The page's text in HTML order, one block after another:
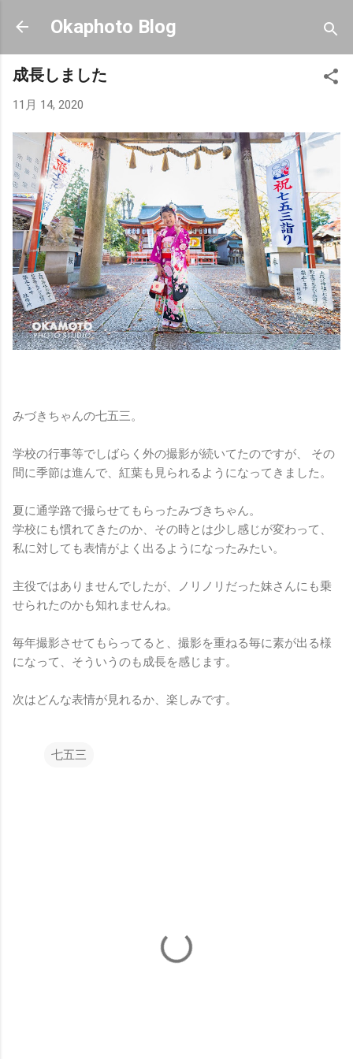
スキップしてメイン コンテンツに移動
Okaphoto Blog
成長しました
11月 14, 2020
みづきちゃんの七五三。
学校の行事等でしばらく外の撮影が続いてたのですが、 その
間に季節は進んで、紅葉も見られるようになってきました。
夏に通学路で撮らせてもらったみづきちゃん。
学校にも慣れてきたのか、その時とは少し感じが変わって、
私に対しても表情がよく出るようになったみたい。
主役ではありませんでしたが、ノリノリだった妹さんにも乗
せられたのかも知れませんね。
毎年撮影させてもらってると、撮影を重ねる毎に素が出る様
になって、そういうのも成長を感じます。
次はどんな表情が見れるか、楽しみです。
七五三